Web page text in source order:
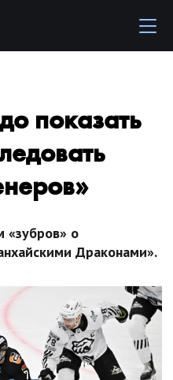
показать
«зубров» о
Драконами».